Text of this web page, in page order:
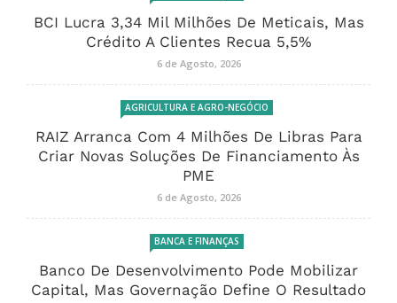
BCI Lucra 3,34 Mil Milhões De Meticais, Mas
Crédito A Clientes Recua 5,5%
6 de Agosto, 2026
AGRICULTURA E AGRO-NEGÓCIO
RAIZ Arranca Com 4 Milhões De Libras Para
Criar Novas Soluções De Financiamento Às
PME
6 de Agosto, 2026
BANCA E FINANÇAS
Banco De Desenvolvimento Pode Mobilizar
Capital, Mas Governação Define O Resultado